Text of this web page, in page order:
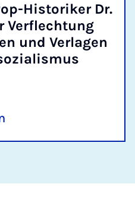
His­to­ri­ker Dr.
Ver­flech­tung
und Ver­la­gen